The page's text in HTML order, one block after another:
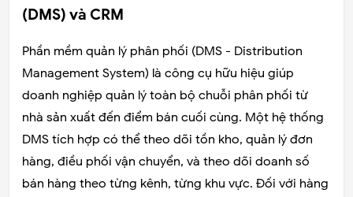
(DMS) và CRM
Phần mềm quản lý phân phối (DMS - Distribution
Management System) là công cụ hữu hiệu giúp
doanh nghiệp quản lý toàn bộ chuỗi phân phối từ
nhà sản xuất đến điểm bán cuối cùng. Một hệ thống
DMS tích hợp có thể theo dõi tồn kho, quản lý đơn
hàng, điều phối vận chuyển, và theo dõi doanh số
bán hàng theo từng kênh, từng khu vực. Đối với hàng